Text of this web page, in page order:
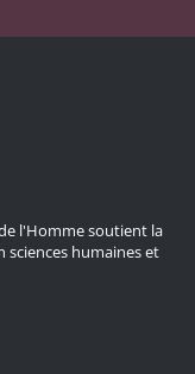
l'Homme soutient la
sciences humaines et